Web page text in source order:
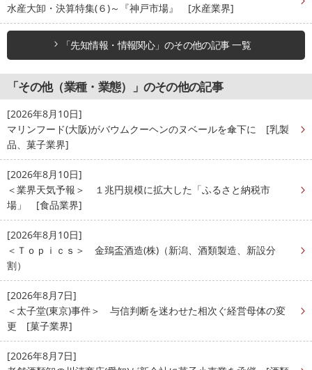
水産大卸・決算特集(６)～『神戸市場』 [水産業界]
「先知情報・情報関心」のその他の記事 一覧
「その他（業種・業態）」のその他の記事
[2026年8月10日]
マリンフード(大阪)がバウムクーヘンのヌベールを傘下に [乳製
品、菓子業界]
[2026年8月10日]
＜業界天気予報＞ １兆円規模に拡大した「ふるさと納税市
場」 [食品業界]
[2026年8月10日]
＜Ｔｏｐｉｃｓ＞ 金鵄盃酒造(株)（新潟、酒類製造、新設分
割）
[2026年8月7日]
＜太子堂(東京)事件＞ 与信判断を迷わせた相次ぐ経営母体の変
更 [菓子業界]
[2026年8月7日]